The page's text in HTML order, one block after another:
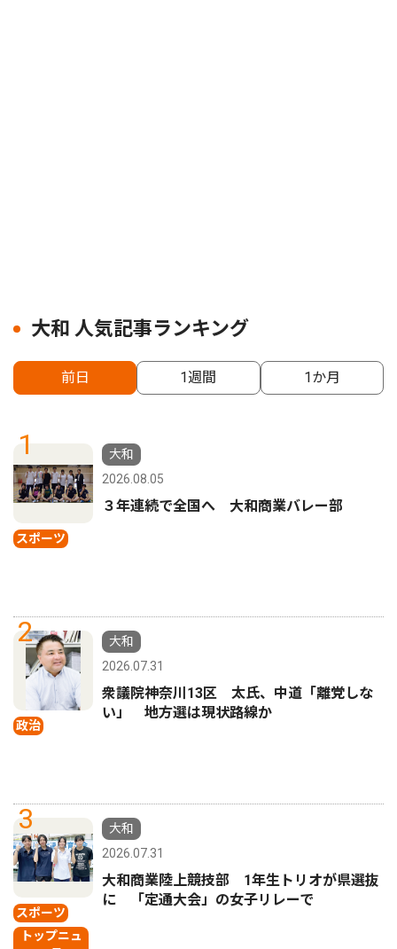
大和 人気記事ランキング
前日 1週間 1か月
1
スポーツ
大和
2026.08.05
３年連続で全国へ 大和商業バレー部
2
政治
大和
2026.07.31
衆議院神奈川13区 太氏、中道「離党しな
い」 地方選は現状路線か
3
スポーツ
トップニュ
大和
2026.07.31
大和商業陸上競技部 1年生トリオが県選抜
に 「定通大会」の女子リレーで